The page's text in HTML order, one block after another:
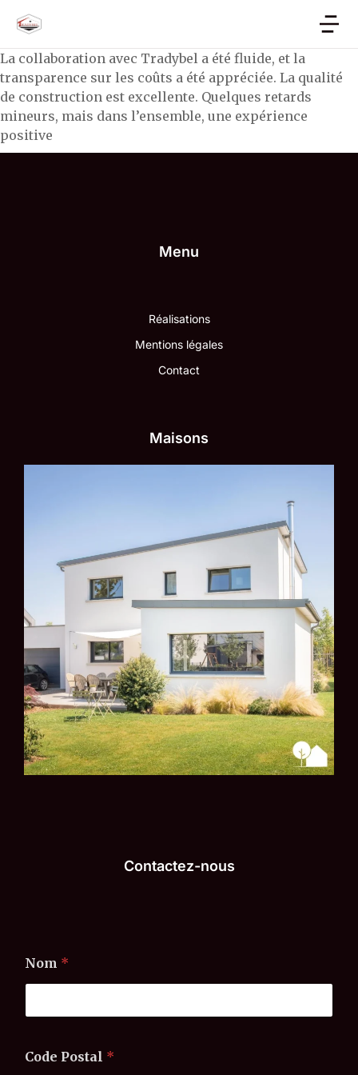
La collaboration avec Tradybel a été fluide, et la
transparence sur les coûts a été appréciée. La qualité
de construction est excellente. Quelques retards
mineurs, mais dans l’ensemble, une expérience
positive
Menu
Réalisations
Mentions légales
Contact
Maisons
Contactez-nous
Nom *
Code Postal *